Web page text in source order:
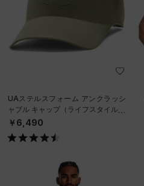
UAステルスフォーム アンクラッシ
ャブル キャップ（ライフスタイル/U
NISEX）
￥6,490